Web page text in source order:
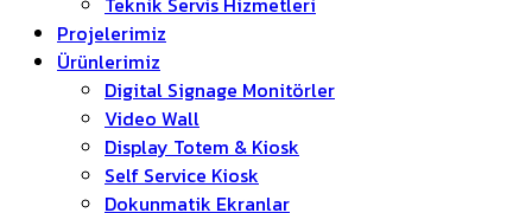
Projelerimiz
Ürünlerimiz
Digital Signage Monitörler
Video Wall
Display Totem & Kiosk
Self Service Kiosk
Dokunmatik Ekranlar